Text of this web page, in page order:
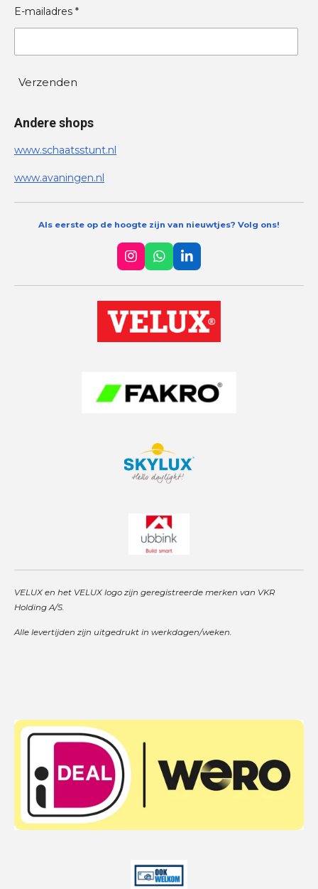
E-mailadres *
Verzenden
Andere shops
www.schaatsstunt.nl
www.avaningen.nl
Als eerste op de hoogte zijn van nieuwtjes? Volg ons!
I
n
s
t
a
g
W
h
a
t
s
A
L
i
n
k
e
d
VELUX en het VELUX logo zijn geregistreerde merken van VKR
Holding A/S.
Alle levertijden zijn uitgedrukt in werkdagen/weken.